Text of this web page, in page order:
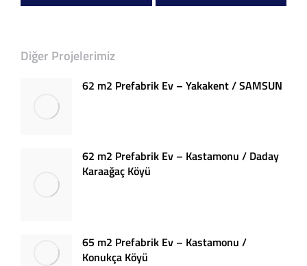
Diğer Projelerimiz
62 m2 Prefabrik Ev – Yakakent / SAMSUN
62 m2 Prefabrik Ev – Kastamonu / Daday
Karaağaç Köyü
65 m2 Prefabrik Ev – Kastamonu /
Konukça Köyü